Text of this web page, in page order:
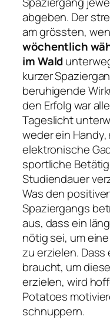
abgeben. Der
am grössten,
wöchentlich
im Wald
kurzer
beruhigende
den Erfolg war
Tageslicht
weder ein
elektronische
sportliche
Studiendauer
Was den
Spaziergangs
aus, dass ein
nötig sei, um
zu erzielen. Dass
braucht, um
erzielen, wird
Potatoes
schnuppern.